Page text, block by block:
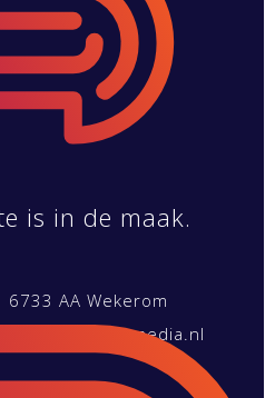
is in de maak.
AA Wekerom
info@klokmedia.nl